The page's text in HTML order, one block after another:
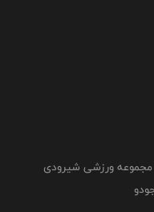
مجموعه ورزشی شیرودی